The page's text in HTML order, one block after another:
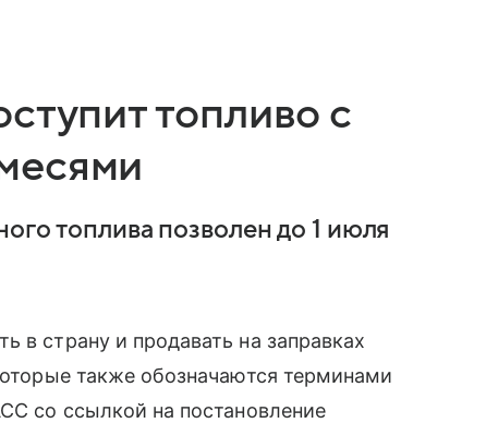
топливо с
топлива позволен до 1 июля
в страну и продавать на заправках
также обозначаются терминами
со ссылкой на постановление